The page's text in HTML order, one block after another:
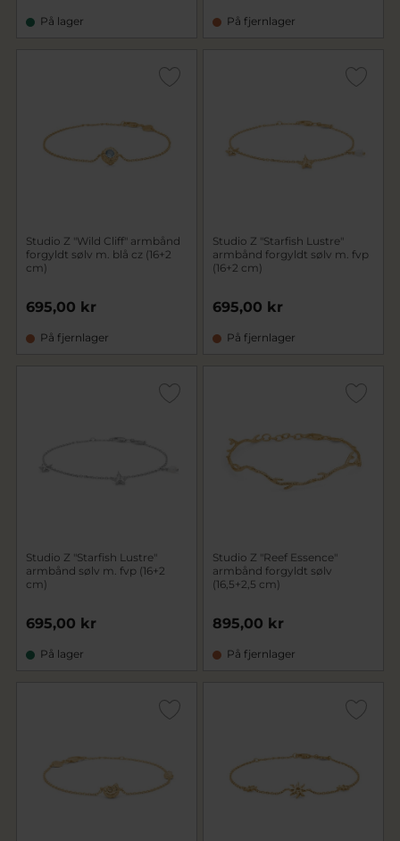
På lager På fjernlager
Studio Z "Wild Cliff" armbånd
forgyldt sølv m. blå cz (16+2
cm)
695,00 kr
På fjernlager
Studio Z "Starfish Lustre"
armbånd forgyldt sølv m. fvp
(16+2 cm)
695,00 kr
På fjernlager
Studio Z "Starfish Lustre"
armbånd sølv m. fvp (16+2
cm)
695,00 kr
På lager
Studio Z "Reef Essence"
armbånd forgyldt sølv
(16,5+2,5 cm)
895,00 kr
På fjernlager